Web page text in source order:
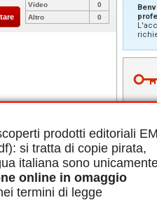
prodotti editoriali
si tratta di copie pirata,
italiana sono
online in omaggio
termini di legge
Video
0
Altro
0